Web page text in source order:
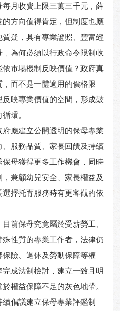
月收費上限三萬三千元，薛
方向值得肯定，但制度也應
疑，具有專業證照、豐富經
為何必須以行政命令限制收
市場機制反映價值？政府真
而不是一體適用的價格限
映專業價值的空間，形成鼓
環。
應建立公開透明的保母專業
服務品質、家長回饋及持續
母獲得更多工作機會，同時
兼顧幼兒安全、家長權益及
擇托育服務時有更客觀的依
前保母究竟屬於受薪勞工、
性質的專業工作者，法律仍
險、退休及勞動保障等權
成法制檢討，建立一致且明
權益保障不足的灰色地帶。
倡議建立保母專業評鑑制